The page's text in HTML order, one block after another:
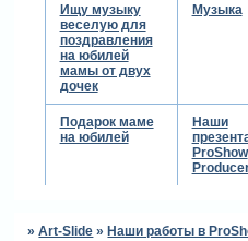
Ищу музыку
веселую для
поздравления
на юбилей
мамы от двух
дочек
Музыка
Подарок маме
на юбилей
Наши
ProShow
»Art-Slide »Наши работы в